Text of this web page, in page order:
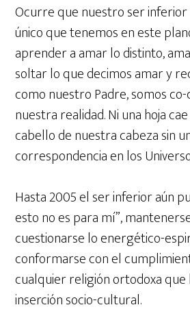
Ocurre que nuestro ser
único que tenemos en este
aprender a amar lo distinto,
soltar lo que decimos amar y
como nuestro Padre, somos
nuestra realidad. Ni una hoja
cabello de nuestra cabeza sin
correspondencia en los
Hasta 2005 el ser inferior aún
esto no es para mí”,
cuestionarse lo energético-
conformarse con el
cualquier religión ortodoxa
inserción socio-cultural.